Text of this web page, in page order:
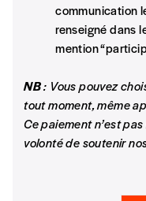
Quantité
AJOUTER
La voie de Nils
Abdelkrim Bouhout
Comment réhabiliter
fataliste, le contemplatif
communication
renseigné dans
mention
NB: Vous pouvez
tout moment, même
Ce paiement n’est
volonté de soutenir